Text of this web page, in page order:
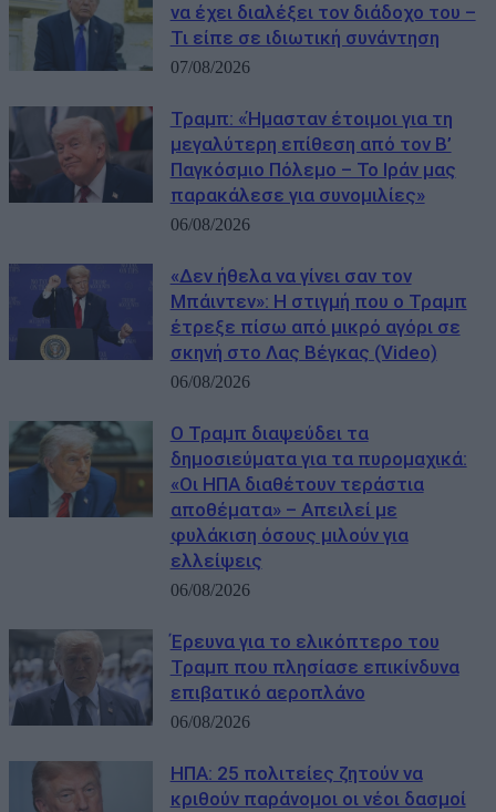
να έχει διαλέξει τον διάδοχο του –
Τι είπε σε ιδιωτική συνάντηση
07/08/2026
Τραμπ: «Ήμασταν έτοιμοι για τη
μεγαλύτερη επίθεση από τον Β’
Παγκόσμιο Πόλεμο – Το Ιράν μας
παρακάλεσε για συνομιλίες»
06/08/2026
«Δεν ήθελα να γίνει σαν τον
Μπάιντεν»: Η στιγμή που ο Τραμπ
έτρεξε πίσω από μικρό αγόρι σε
σκηνή στο Λας Βέγκας (Video)
06/08/2026
Ο Τραμπ διαψεύδει τα
δημοσιεύματα για τα πυρομαχικά:
«Οι ΗΠΑ διαθέτουν τεράστια
αποθέματα» – Απειλεί με
φυλάκιση όσους μιλούν για
ελλείψεις
06/08/2026
Έρευνα για το ελικόπτερο του
Τραμπ που πλησίασε επικίνδυνα
επιβατικό αεροπλάνο
06/08/2026
ΗΠΑ: 25 πολιτείες ζητούν να
κριθούν παράνομοι οι νέοι δασμοί